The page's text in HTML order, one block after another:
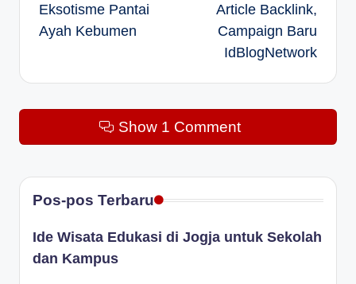
navigation
Eksotisme Pantai
Ayah Kebumen
Article Backlink,
Campaign Baru
IdBlogNetwork
Show 1 Comment
Pos-pos Terbaru
Ide Wisata Edukasi di Jogja untuk Sekolah
dan Kampus